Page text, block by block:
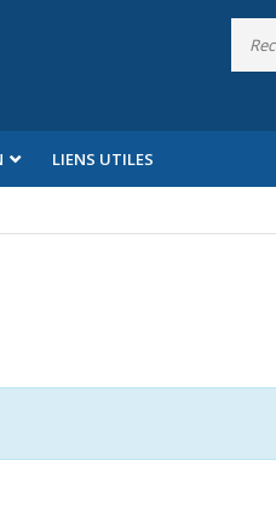
LIENS UTILES